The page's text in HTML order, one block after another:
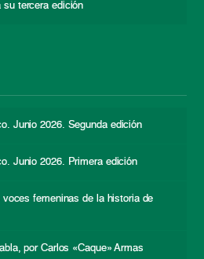
su tercera edición
Junio 2026. Segunda edición
Junio 2026. Primera edición
voces femeninas de la historia de
por Carlos «Caque» Armas